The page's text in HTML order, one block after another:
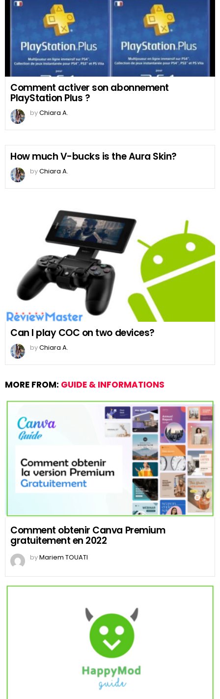
Comment activer son abonnement
PlayStation Plus ?
byChiara A.
How much V-bucks is the Aura Skin?
byChiara A.
Can I play COC on two devices?
byChiara A.
MORE FROM: GUIDE & INFORMATIONS
Comment obtenir Canva Premium
gratuitement en 2022
byMariem TOUATI